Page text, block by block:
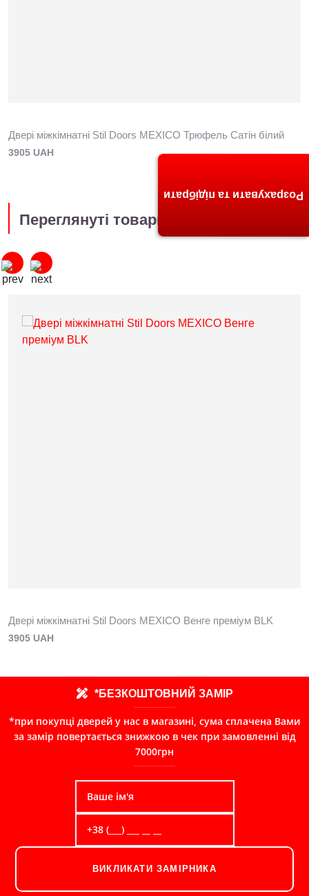
Двері міжкімнатні Stil Doors MEXICO Трюфель Сатін білий
3905 UAH
Переглянуті товари
Двері міжкімнатні Stil Doors MEXICO Венге преміум BLK
3905 UAH
*БЕЗКОШТОВНИЙ ЗАМІР
*при покупці дверей у нас в магазині, сума сплачена Вами
за замір повертається знижкою в чек при замовленні від
7000грн
ВИКЛИКАТИ ЗАМІРНИКА
Розрахувати та підібрати